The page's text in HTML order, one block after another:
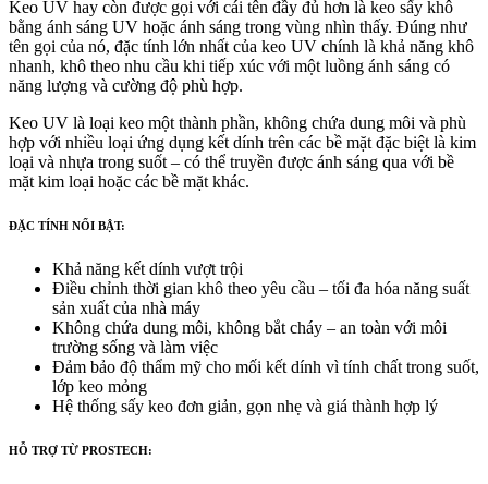
Keo UV hay còn được gọi với cái tên đầy đủ hơn là keo sấy khô
bằng ánh sáng UV hoặc ánh sáng trong vùng nhìn thấy. Đúng như
tên gọi của nó, đặc tính lớn nhất của keo UV chính là khả năng khô
nhanh, khô theo nhu cầu khi tiếp xúc với một luồng ánh sáng có
năng lượng và cường độ phù hợp.
Keo UV là loại keo một thành phần, không chứa dung môi và phù
hợp với nhiều loại ứng dụng kết dính trên các bề mặt đặc biệt là kim
loại và nhựa trong suốt – có thể truyền được ánh sáng qua với bề
mặt kim loại hoặc các bề mặt khác.
ĐẶC TÍNH NỔI BẬT:
Khả năng kết dính vượt trội
Điều chỉnh thời gian khô theo yêu cầu – tối đa hóa năng suất
sản xuất của nhà máy
Không chứa dung môi, không bắt cháy – an toàn với môi
trường sống và làm việc
Đảm bảo độ thẩm mỹ cho mối kết dính vì tính chất trong suốt,
lớp keo mỏng
Hệ thống sấy keo đơn giản, gọn nhẹ và giá thành hợp lý
HỖ TRỢ TỪ PROSTECH: